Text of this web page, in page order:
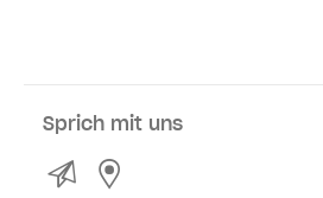
Sprich mit uns
Kontakt